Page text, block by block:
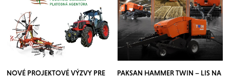
NOVÉ PROJEKTOVÉ VÝZVY PRE
PAKSAN HAMMER TWIN – LIS NA